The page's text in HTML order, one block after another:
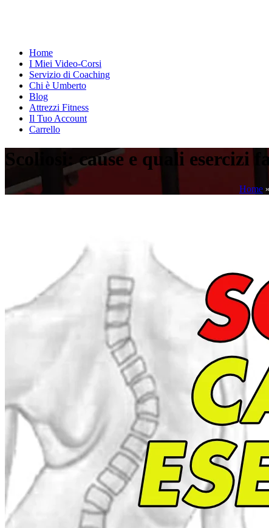
Home
I Miei Video-Corsi
Servizio di Coaching
Chi è Umberto
Blog
Attrezzi Fitness
Il Tuo Account
Carrello
Scoliosi: cause e quali esercizi
Home »